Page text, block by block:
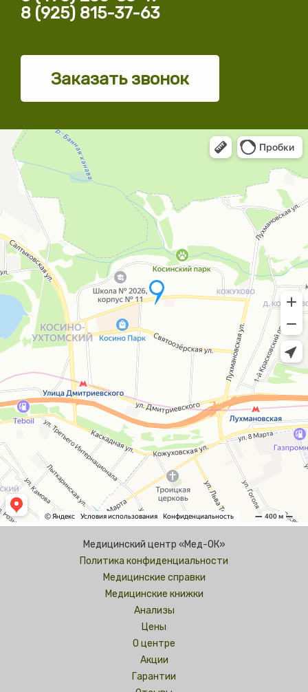
8 (925) 815-37-63
Заказать звонок
Медицинский центр «Мед-ОК»
Политика конфиденциальности
Медицинские справки
Медицинские книжки
Анализы
Цены
О центре
Акции
Гарантии